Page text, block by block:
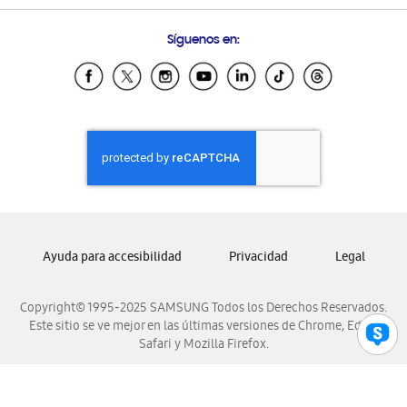
Samsung Ecuador
Samsung El Salvador
Samsung Honduras
Samsung Nicaragua
Samsung Panamá
Samsung Venezuela
Síguenos en:
Copyright© 1995-2025 SAMSUNG Todos los Derechos Reservados.
Este sitio se ve mejor en las últimas versiones de Chrome, Edge,
Safari y Mozilla Firefox.
Ayuda para accesibilidad Privacidad Legal